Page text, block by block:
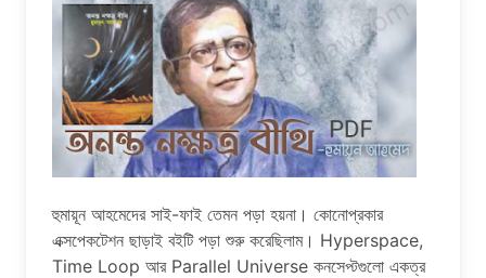
হুমায়ূন আহমেদের সাই-ফাই তেমন পড়া হয়না। কোনোপ্রকার
এক্সপেকটেশন ছাড়াই বইটি পড়া শুরু করেছিলাম। Hyperspace,
Time Loop আর Parallel Universe কনসেপ্টগুলো একত্র